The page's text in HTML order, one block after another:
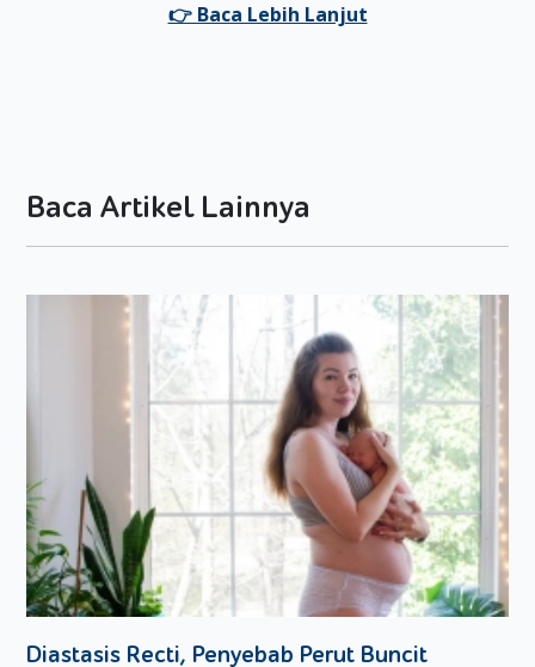
yang luar biasa bagi Si Kecil.
merangsang produksi cairan empedu di kantung empedu,
sehingga pencernaan berjalan lancar.
Tidak hanya itu, temulawak pun terbukti mampu
membersihkan usus dari bakteri jahat di usus, meningkatkan
nafsu makan, dan mengatasi peradangan di usus.
Penelitian yang dipublikasikan dalam jurnalClinical
Gastroenterology and Hepatology, menyebut jika pasien
yang mengalami peradangan usus, mengalami proses
penyembuhan yang lebih cepat ketimbang pasien yang
hanya mengandalkan obat-obatan dan tidak mengonsumsi
Baca Artikel Lainnya
Diastasis Recti, Penyebab Perut Buncit